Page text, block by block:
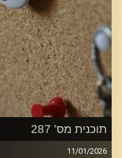
תוכנית מס' 287
11/01/2026